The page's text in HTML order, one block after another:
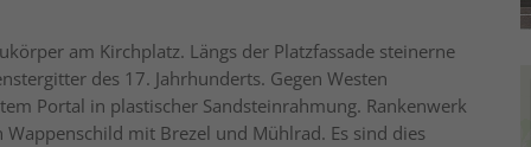
am Kirchplatz. Längs der Platzfassade steinerne
des 17. Jahrhunderts. Gegen Westen
Portal in plastischer Sandsteinrahmung. Rankenwerk
mit Brezel und Mühlrad. Es sind dies